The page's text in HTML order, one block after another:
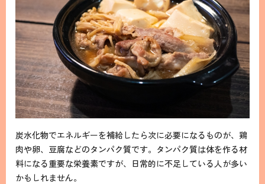
炭水化物でエネルギーを補給したら次に必要になるものが、鶏
肉や卵、豆腐などのタンパク質です。タンパク質は体を作る材
料になる重要な栄養素ですが、日常的に不足している人が多い
かもしれません。